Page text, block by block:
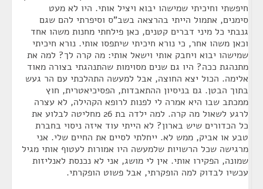
חיפשתי וחיכיתי שמישהו יבוא ויציל אותי. היו לא מעט
סימנים, אתמול הייתי בהרצאה בשב"ס וסיפרתי להם שגם
גנבתי כל מיני דברים קטנים, כאן פילחתי מחנות משהו אחד
וכאן משהו אחר, כי נורא חיכיתי שיתפסו אותי. נורא חיכיתי
שמישהו יבוא ויחבק אותי וישאל אותי: מה קרה לך? למה את
מתנהגת ככה? היו גם שנים מסוימות שהתנהגתי בצורה מאוד
אלימה. הכול יצא החוצה, אבל למעשה התהלכתי עם הר געש
בתוך הבטן. גם בניסיון ההתאבדות, הפסיכיאטרית, חוץ
ממכתב שבו היא אמרה לי לפנות לרופא הקהילה, לא עצרה
לרגע לשאול מה קרה. למה ילדה בת 26 מחליטה לבלוע את
כל הכדורים שיש בארון? לא הייתי עוד איזה ניסוי בחברת
טבע או אביק, ממש לא. ייחלתי לסיים את החיים שלי. אני
מרגישה שכל הרשויות שלמעשה היו אמורות לעטוף אותי מגיל
שמונה, הפקירו אותי. אין לי מושג, אני לא נכנסת לאנליזות
עכשיו לבדוק למה הופקרתי, אבל פשוט הופקרתי.